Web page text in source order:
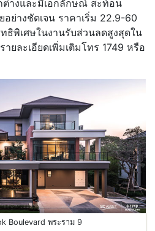
างและมีเอกลักษณ์ สะท้อน
ย่างชัดเจน ราคาเริ่ม 22.9-60
พิเศษในงานรับส่วนลดสูงสุดใน
ยละเอียดเพิ่มเติมโทร 1749 หรือ
Boulevard พระราม 9